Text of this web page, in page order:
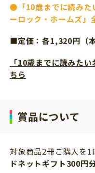
● 「10歳までに読み
ーロック・ホームズ」
■定価：各1,320円（
「10歳までに読みた
ちら
賞品について
対象商品2冊ご購入を1
ドネットギフト300円